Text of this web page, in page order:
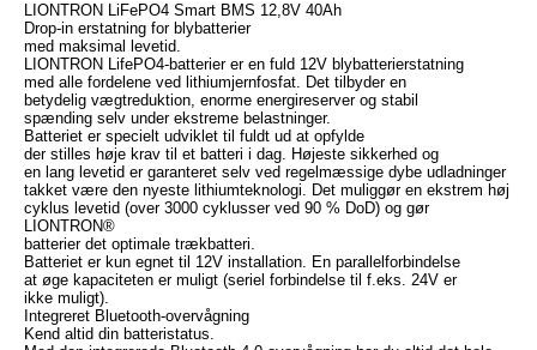
LIONTRON LiFePO4 Smart BMS 12,8V 40Ah
Drop-in erstatning for blybatterier
med maksimal levetid.
LIONTRON LifePO4-batterier er en fuld 12V blybatterierstatning
med alle fordelene ved lithiumjernfosfat. Det tilbyder en
betydelig vægtreduktion, enorme energireserver og stabil
spænding selv under ekstreme belastninger.
Batteriet er specielt udviklet til fuldt ud at opfylde
der stilles høje krav til et batteri i dag. Højeste sikkerhed og
en lang levetid er garanteret selv ved regelmæssige dybe udladninger
takket være den nyeste lithiumteknologi. Det muliggør en ekstrem høj
cyklus levetid (over 3000 cyklusser ved 90 % DoD) og gør
LIONTRON®
batterier det optimale trækbatteri.
Batteriet er kun egnet til 12V installation. En parallelforbindelse
at øge kapaciteten er muligt (seriel forbindelse til f.eks. 24V er
ikke muligt).
Integreret Bluetooth-overvågning
Kend altid din batteristatus.